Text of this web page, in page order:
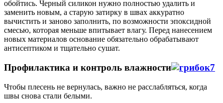
обойтись. Черный силикон нужно полностью удалить и
заменить новым, а старую затирку в швах аккуратно
вычистить и заново заполнить, по возможности эпоксидной
смесью, которая меньше впитывает влагу. Перед нанесением
новых материалов основание обязательно обрабатывают
антисептиком и тщательно сушат.
Профилактика и контроль влажности
Чтобы плесень не вернулась, важно не расслабляться, когда
швы снова стали белыми.